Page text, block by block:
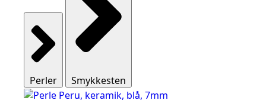
Perler Smykkesten